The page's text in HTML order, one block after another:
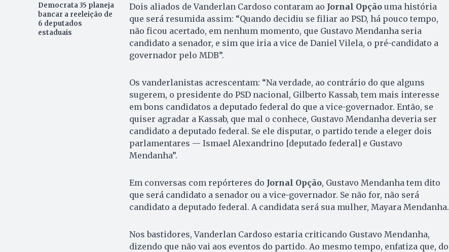
Democrata 35 planeja
bancar a reeleição de
6 deputados
estaduais
Dois aliados de Vanderlan Cardoso contaram ao Jornal Opçãouma história
que será resumida assim: “Quando decidiu se filiar ao PSD, há pouco tempo,
não ficou acertado, em nenhum momento, que Gustavo Mendanha seria
candidato a senador, e sim que iria a vice de Daniel Vilela, o pré-candidato a
governador pelo MDB”.
Os vanderlanistas acrescentam: “Na verdade, ao contrário do que alguns
sugerem, o presidente do PSD nacional, Gilberto Kassab, tem mais interesse
em bons candidatos a deputado federal do que a vice-governador. Então, se
quiser agradar a Kassab, que mal o conhece, Gustavo Mendanha deveria ser
candidato a deputado federal. Se ele disputar, o partido tende a eleger dois
parlamentares — Ismael Alexandrino [deputado federal] e Gustavo
Mendanha”.
Em conversas com repórteres do Jornal Opção, Gustavo Mendanha tem dito
que será candidato a senador ou a vice-governador. Se não for, não será
candidato a deputado federal. A candidata será sua mulher, Mayara Mendanha.
Nos bastidores, Vanderlan Cardoso estaria criticando Gustavo Mendanha,
dizendo que não vai aos eventos do partido. Ao mesmo tempo, enfatiza que, do